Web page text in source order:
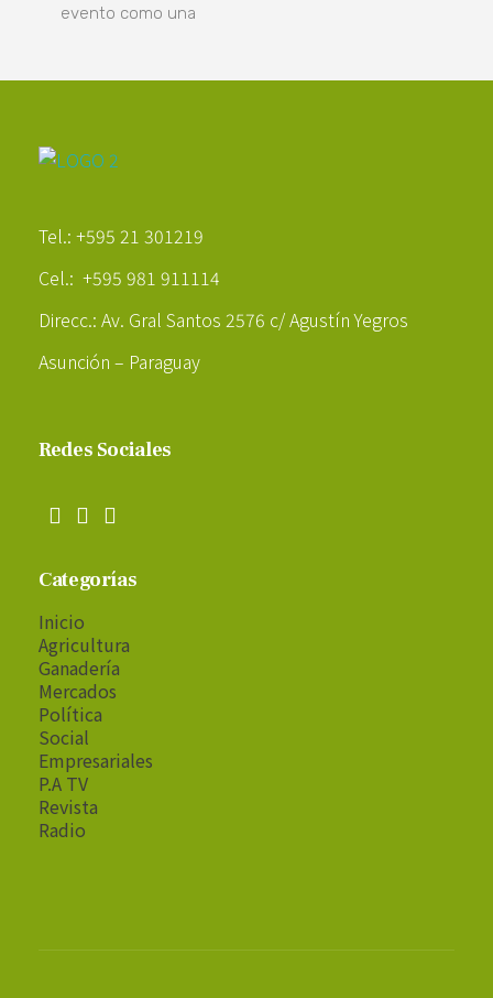
evento como una
Tel.: +595 21 301219
Cel.: +595 981 911114
Direcc.: Av. Gral Santos 2576 c/ Agustín Yegros
Asunción – Paraguay
Redes Sociales
Categorías
Inicio
Agricultura
Ganadería
Mercados
Política
Social
Empresariales
P.A TV
Revista
Radio